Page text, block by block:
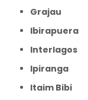
Grajau
Ibirapuera
Interlagos
Ipiranga
Itaim Bibi